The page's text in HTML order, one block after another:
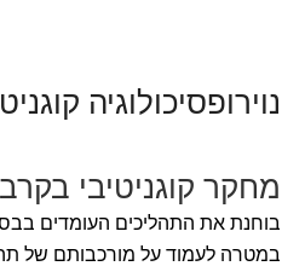
נוירופסיכולוגיה
מחקר קוגניטיבי
בוחנת את התהליכים העומדים
במטרה לעמוד על מורכבותם של